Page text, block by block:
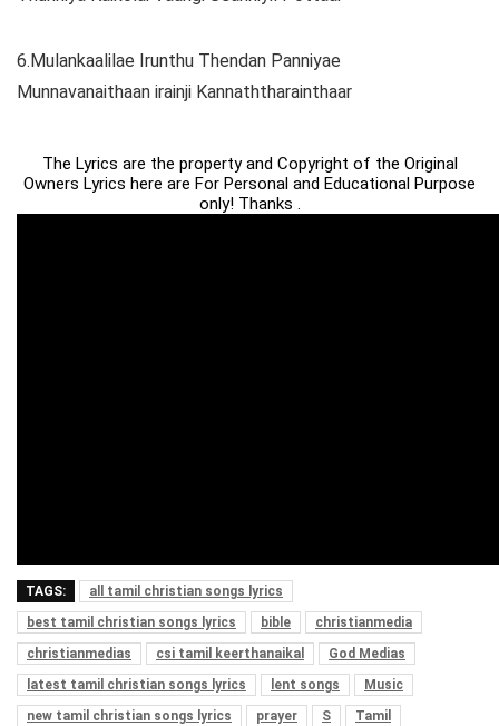
6.Mulankaalilae Irunthu Thendan Panniyae
Munnavanaithaan irainji Kannaththarainthaar
The Lyrics are the property and Copyright of the Original
Owners Lyrics here are For Personal and Educational Purpose
only! Thanks .
TAGS:
all tamil christian songs lyrics
best tamil christian songs lyrics
bible
christianmedia
christianmedias
csi tamil keerthanaikal
God Medias
latest tamil christian songs lyrics
lent songs
Music
new tamil christian songs lyrics
prayer S
Tamil